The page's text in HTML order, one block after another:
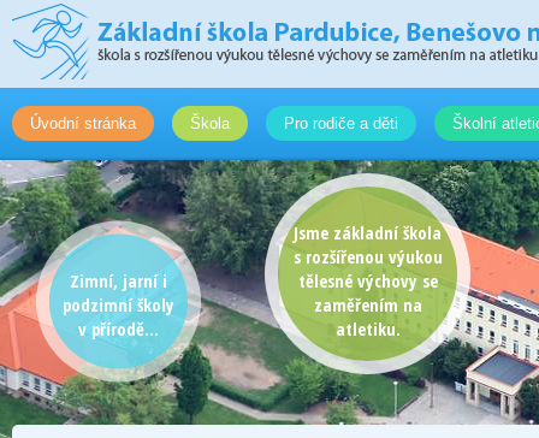
Úvodní stránka Škola Pro rodiče a děti Školní
Zimní, jarní i
podzimní školy
v přírodě...
Jsme základní škola
s rozšířenou výukou
tělesné výchovy se
zaměřením na
atletiku.